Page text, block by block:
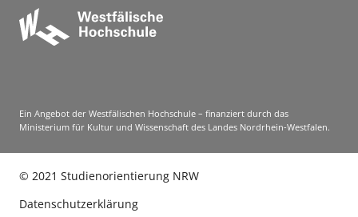
Ein Angebot der Westfälischen Hochschule – finanziert durch das
Ministerium für Kultur und Wissenschaft des Landes Nordrhein-Westfalen.
© 2021 Studienorientierung NRW
Datenschutzerklärung